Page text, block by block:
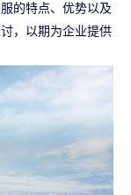
的特点、优势以及
，以期为企业提供